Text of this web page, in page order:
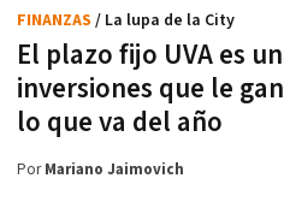
El plazo fijo UVA es
inversiones que le
lo que va del año
FINANZAS / La lupa de la City
PorMariano Jaimovich